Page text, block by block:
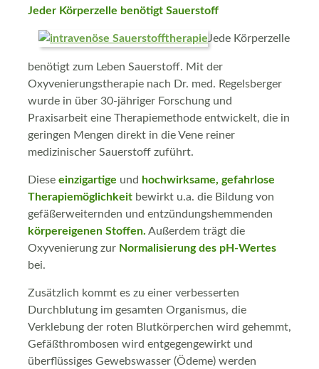
Jeder Körperzelle benötigt Sauerstoff
Jede Körperzelle
benötigt zum Leben Sauerstoff. Mit der
Oxyvenierungstherapie nach Dr. med. Regelsberger
wurde in über 30-jähriger Forschung und
Praxisarbeit eine Therapiemethode entwickelt, die in
geringen Mengen direkt in die Vene reiner
medizinischer Sauerstoff zuführt.
Diese einzigartige und hochwirksame, gefahrlose
Therapiemöglichkeitbewirkt u.a. die Bildung von
gefäßerweiternden und entzündungshemmenden
körpereigenen Stoffen. Außerdem trägt die
Oxyvenierung zur Normalisierung des pH-Wertes
bei.
Zusätzlich kommt es zu einer verbesserten
Durchblutung im gesamten Organismus, die
Verklebung der roten Blutkörperchen wird gehemmt,
Gefäßthrombosen wird entgegengewirkt und
überflüssiges Gewebswasser (Ödeme) werden